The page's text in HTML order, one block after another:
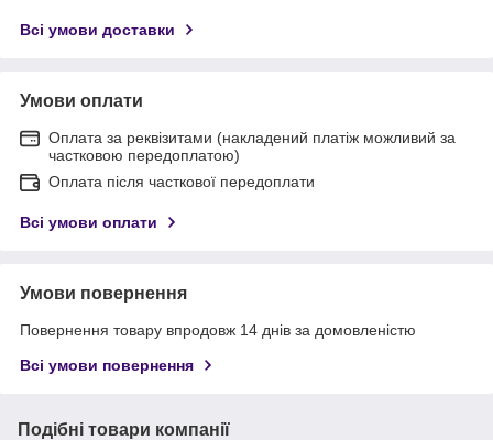
Всі умови доставки
Умови оплати
Оплата за реквізитами (накладений платіж можливий за
частковою передоплатою)
Оплата після часткової передоплати
Всі умови оплати
Умови повернення
Повернення товару впродовж 14 днів за домовленістю
Всі умови повернення
Подібні товари компанії